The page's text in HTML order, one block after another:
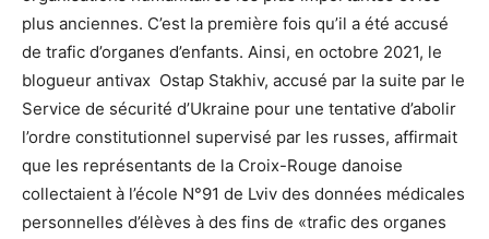
plus anciennes. C’est la première fois qu’il a été accusé
de trafic d’organes d’enfants. Ainsi, en octobre 2021, le
blogueur antivax Ostap Stakhiv, accusé par la suite par le
Service de sécurité d’Ukraine pour une tentative d’abolir
l’ordre constitutionnel supervisé par les russes, affirmait
que les représentants de la Croix-Rouge danoise
collectaient à l’école N°91 de Lviv des données médicales
personnelles d’élèves à des fins de «trafic des organes